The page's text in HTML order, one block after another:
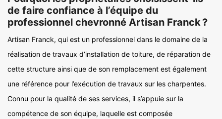
de faire confiance à l’équipe du
professionnel chevronné Artisan Franck ?
Artisan Franck, qui est un professionnel dans le domaine de la
réalisation de travaux d’installation de toiture, de réparation de
cette structure ainsi que de son remplacement est également
une référence pour l’exécution de travaux sur les charpentes.
Connu pour la qualité de ses services, il s’appuie sur la
compétence de son équipe, laquelle est composée